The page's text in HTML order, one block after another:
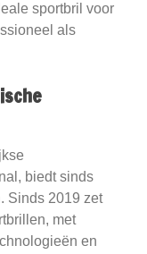
sportbril voor
als
biedt sinds
Sinds 2019 zet
met
en